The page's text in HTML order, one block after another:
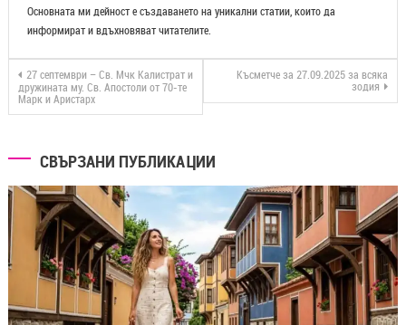
Основната ми дейност е създаването на уникални статии, които да
информират и вдъхновяват читателите.
27 септември – Св. Мчк Калистрат и
дружината му. Св. Апостоли от 70-те
Марк и Аристарх
Късметче за 27.09.2025 за всяка
зодия
СВЪРЗАНИ ПУБЛИКАЦИИ